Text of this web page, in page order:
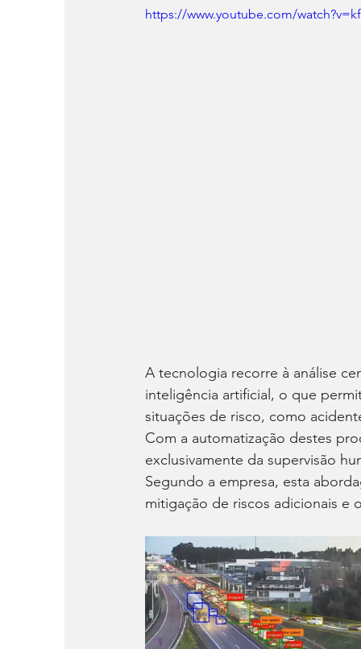
https://www.youtube.com/
A tecnologia recorre à análise
inteligência artificial, o que
situações de risco, como
Com a automatização destes
exclusivamente da supervisão
Segundo a empresa, esta
mitigação de riscos adicionais e